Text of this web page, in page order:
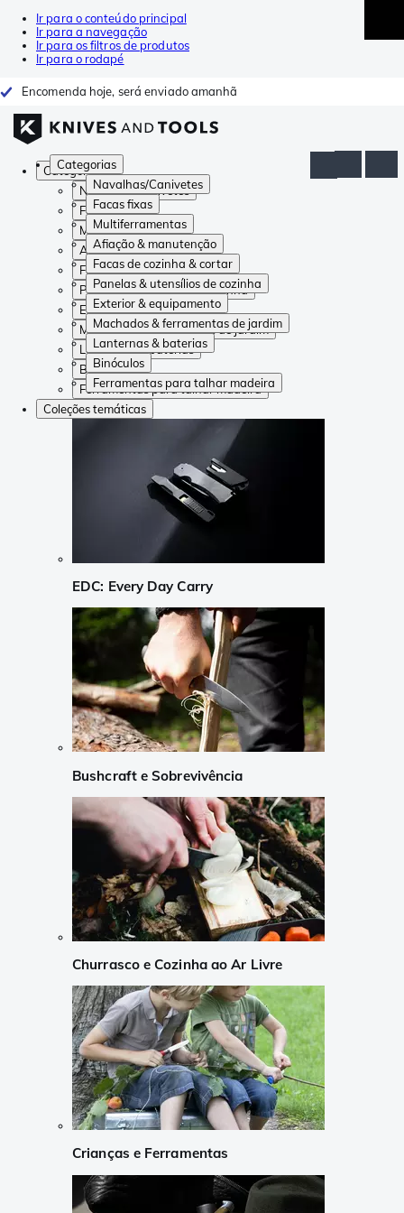
Ir para o conteúdo principal
Ir para a navegação
Ir para os filtros de produtos
Ir para o rodapé
Encomenda hoje, será enviado amanhã
Categorias
Navalhas/Canivetes
Facas fixas
Multiferramentas
Afiação & manutenção
Facas de cozinha & cortar
Panelas & utensílios de cozinha
Exterior & equipamento
Machados & ferramentas de jardim
Lanternas & baterias
Binóculos
Ferramentas para talhar madeira
Categorias
Navalhas/Canivetes
Facas fixas
Multiferramentas
Afiação & manutenção
Facas de cozinha & cortar
Panelas & utensílios de cozinha
Exterior & equipamento
Machados & ferramentas de jardim
Lanternas & baterias
Binóculos
Ferramentas para talhar madeira
Coleções temáticas
EDC: Every Day Carry
Bushcraft e Sobrevivência
Churrasco e Cozinha ao Ar Livre
Crianças e Ferramentas